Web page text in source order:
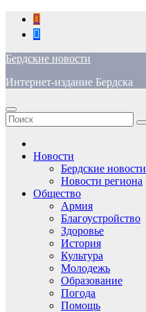
Перейти
содержимому
Бердские новости
Интернет-издание Бердска
Новости
Бердские новости
Новости региона
Общество
Армия
Благоустройство
Здоровье
История
Культура
Молодежь
Образование
Погода
Помощь